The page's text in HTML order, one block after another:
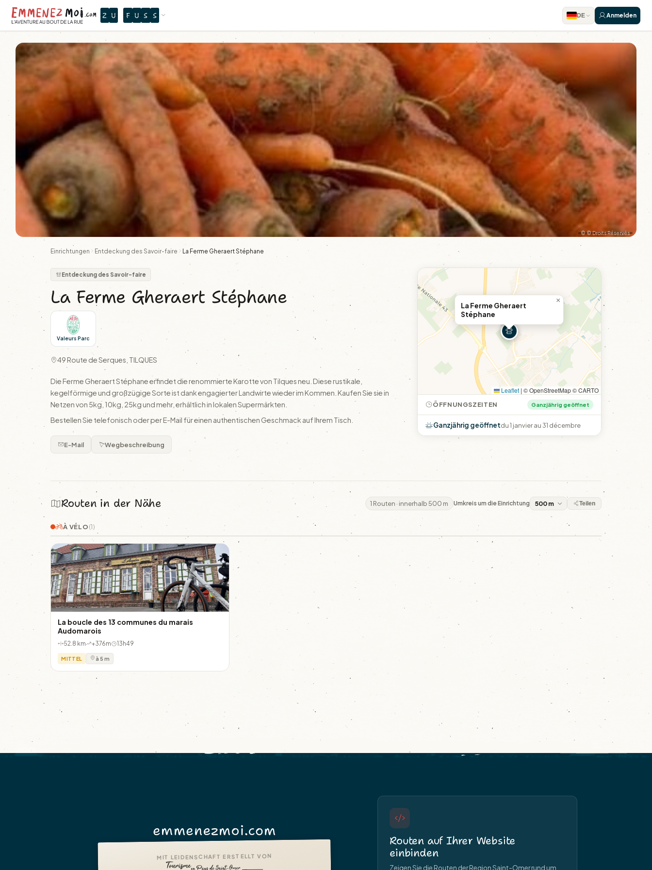
Z U F U S S DE Anmelden
© © Droits Réservés
Einrichtungen Entdeckung des Savoir-faire La Ferme Gheraert Stéphane
Entdeckung des Savoir-faire
La Ferme Gheraert Stéphane
Valeurs Parc
49 Route de Serques, TILQUES
Die Ferme Gheraert Stéphane erfindet die renommierte Karotte von Tilques neu. Diese rustikale,
kegelförmige und großzügige Sorte ist dank engagierter Landwirte wieder im Kommen. Kaufen Sie sie in
Netzen von 5kg, 10kg, 25kg und mehr, erhältlich in lokalen Supermärkten.
Bestellen Sie telefonisch oder per E-Mail für einen authentischen Geschmack auf Ihrem Tisch.
E-Mail Wegbeschreibung
La Ferme Gheraert
Stéphane
×
Leaflet | © OpenStreetMap © CARTO
ÖFFNUNGSZEITEN Ganzjährig geöffnet
Ganzjährig geöffnetdu 1 janvier au 31 décembre
Routen in der Nähe 1 Routen · innerhalb 500 m Umkreis um die Einrichtung Teilen
À VÉLO(1)
La boucle des 13 communes du marais
Audomarois
52.8 km +376m 13h49
MITTEL à 5 m
emmenezmoi.com
MIT LEIDENSCHAFT ERSTELLT VON
Routen auf Ihrer Website
einbinden
Zeigen Sie die Routen der Region Saint-Omer rund um